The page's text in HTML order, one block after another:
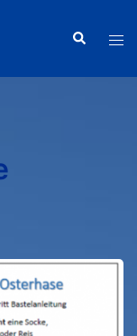
Search